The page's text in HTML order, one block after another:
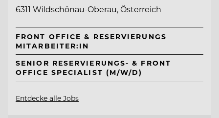
6311 Wildschönau-Oberau, Österreich
FRONT OFFICE & RESERVIERUNGS
MITARBEITER:IN
SENIOR RESERVIERUNGS- & FRONT
OFFICE SPECIALIST (M/W/D)
Entdecke alle Jobs